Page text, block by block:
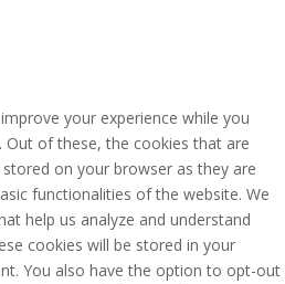
your experience while you
of these, the cookies that are
on your browser as they are
functionalities of the website. We
help us analyze and understand
cookies will be stored in your
You also have the option to opt-out